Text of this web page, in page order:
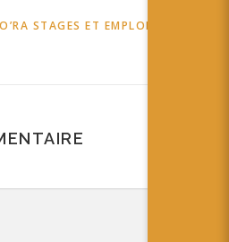
STAGES ET EMPLOIS